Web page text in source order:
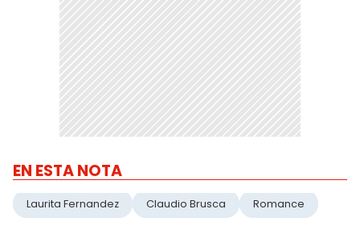
EN ESTA NOTA
Laurita Fernandez Claudio Brusca Romance